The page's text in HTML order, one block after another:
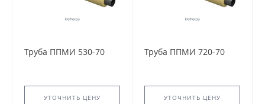
Труба ППМИ 530-70
УТОЧНИТЬ ЦЕНУ
Труба ППМИ 720-70
УТОЧНИТЬ ЦЕНУ